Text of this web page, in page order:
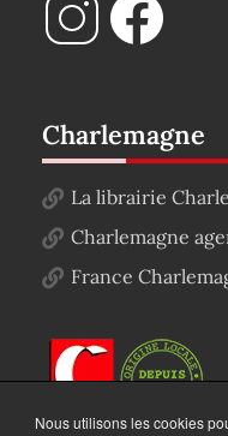
Charlemagne
La librairie
Charlemagne
France
Nous utilisons les cookies